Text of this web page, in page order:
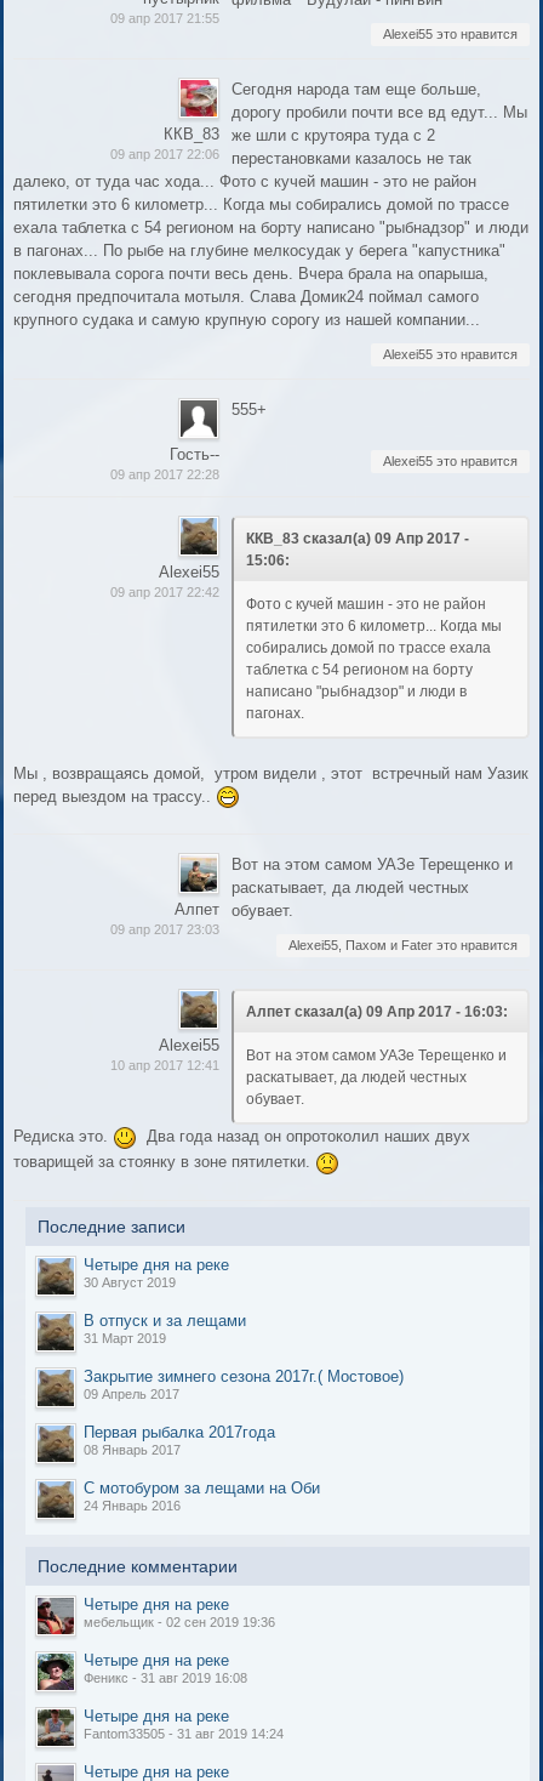
09 апр 2017 21:55
Alexei55 это нравится
ККВ_83
09 апр 2017 22:06
Сегодня народа там еще больше,
дорогу пробили почти все вд едут... Мы
же шли с крутояра туда с 2
перестановками казалось не так
далеко, от туда час хода... Фото с кучей машин - это не район
пятилетки это 6 километр... Когда мы собирались домой по трассе
ехала таблетка с 54 регионом на борту написано "рыбнадзор" и люди
в пагонах... По рыбе на глубине мелкосудак у берега "капустника"
поклевывала сорога почти весь день. Вчера брала на опарыша,
сегодня предпочитала мотыля. Слава Домик24 поймал самого
крупного судака и самую крупную сорогу из нашей компании...
Alexei55 это нравится
Гость--
09 апр 2017 22:28
555+
Alexei55 это нравится
Alexei55
09 апр 2017 22:42
ККВ_83 сказал(а) 09 Апр 2017 -
15:06:
Фото с кучей машин - это не район
пятилетки это 6 километр... Когда мы
собирались домой по трассе ехала
таблетка с 54 регионом на борту
написано "рыбнадзор" и люди в
пагонах.
Мы , возвращаясь домой, утром видели , этот встречный нам Уазик
перед выездом на трассу..
Алпет
09 апр 2017 23:03
Вот на этом самом УАЗе Терещенко и
раскатывает, да людей честных
обувает.
Alexei55, Пахом и Fater это нравится
Alexei55
10 апр 2017 12:41
Алпет сказал(а) 09 Апр 2017 - 16:03:
Вот на этом самом УАЗе Терещенко и
раскатывает, да людей честных
обувает.
Редиска это.
Два года назад он опротоколил наших двух
товарищей за стоянку в зоне пятилетки.
Последние записи
Четыре дня на реке
30 Август 2019
В отпуск и за лещами
31 Март 2019
Закрытие зимнего сезона 2017г.( Мостовое)
09 Апрель 2017
Первая рыбалка 2017года
08 Январь 2017
С мотобуром за лещами на Оби
24 Январь 2016
Последние комментарии
Четыре дня на реке
мебельщик - 02 сен 2019 19:36
Четыре дня на реке
Феникс - 31 авг 2019 16:08
Четыре дня на реке
Fantom33505 - 31 авг 2019 14:24
Четыре дня на реке